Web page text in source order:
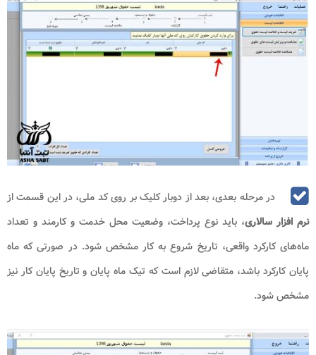
در مرحله بعدی، بعد از دوبار کلیک بر روی کد ملی، در این قسمت از
نرم افزار سالاری، باید نوع پرداخت، وضعیت محل خدمت و کارمند و تعداد
ماه‌های کارکرد واقعی، تاریخ شروع به کار مشخص شود. در صورتی که ماه
پایان کارکرد باشد، متقاضی لازم است که تیک ماه پایان و تاریخ پایان کار نیز
مشخص شود.